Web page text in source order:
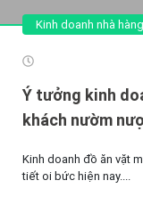
Kinh doanh nhà
Ý tưởng kinh
khách nườm
Kinh doanh đồ ăn vặt
tiết oi bức hiện nay....